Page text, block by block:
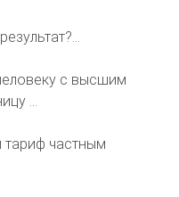
с высшим
...
тариф частным